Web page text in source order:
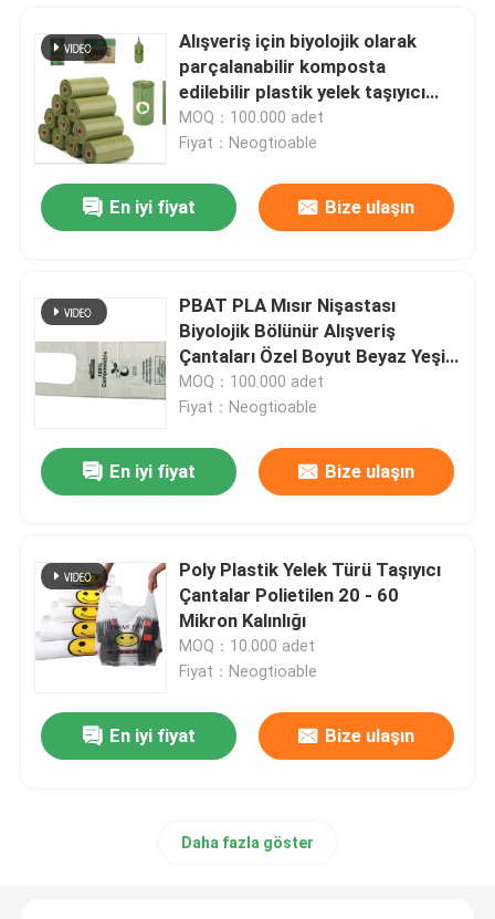
Alışveriş için biyolojik olarak
parçalanabilir komposta
edilebilir plastik yelek taşıyıcı
çantaları
MOQ：100.000 adet
Fiyat：Neogtioable
En iyi fiyat Bize ulaşın
PBAT PLA Mısır Nişastası
Biyolojik Bölünür Alışveriş
Çantaları Özel Boyut Beyaz Yeşil
Renk
MOQ：100.000 adet
Fiyat：Neogtioable
En iyi fiyat Bize ulaşın
Poly Plastik Yelek Türü Taşıyıcı
Çantalar Polietilen 20 - 60
Mikron Kalınlığı
MOQ：10.000 adet
Fiyat：Neogtioable
En iyi fiyat Bize ulaşın
Daha fazla göster